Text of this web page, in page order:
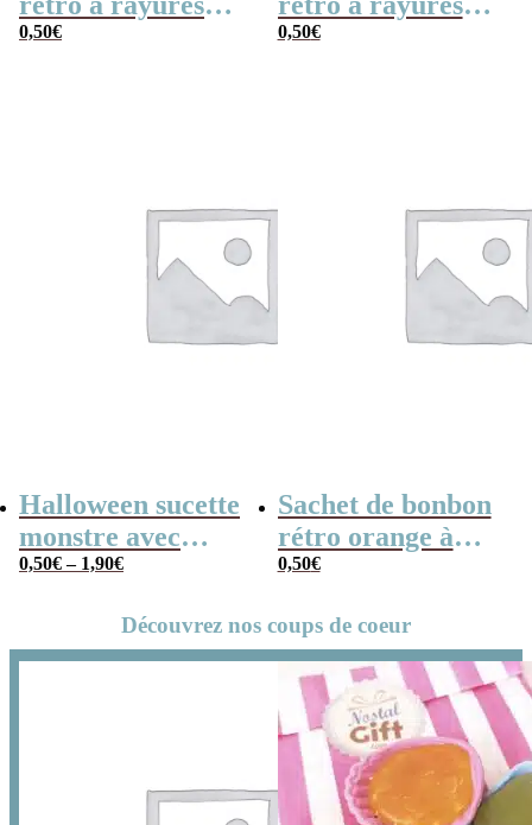
jaunes et blanches
0,50€
violettes et
0,50€
Halloween sucette
monstre avec
bonbons :
0,50€– 1,90€
Sachet de bonbon
rétro orange à
pois x1
0,50€
Découvrez nos coups de coeur